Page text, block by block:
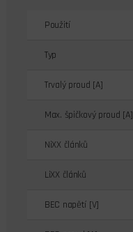
Použití
Typ
Trvalý proud [A]
Max. špičkový proud [A]
NiXX článků
LiXX článků
BEC napětí [V]